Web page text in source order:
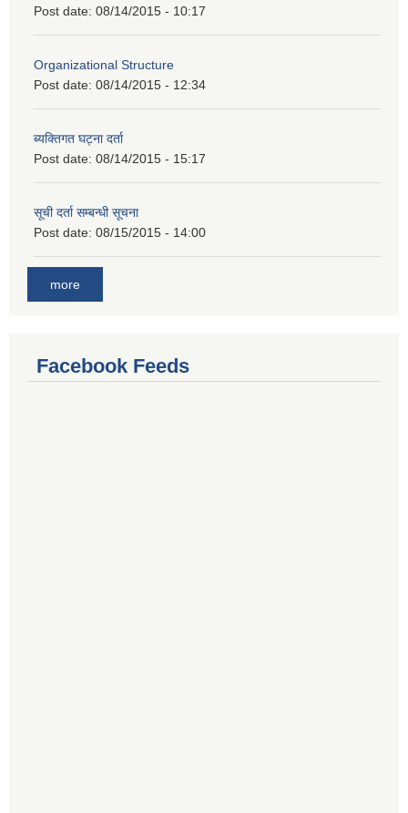
Post date: 08/14/2015 - 10:17
Organizational Structure
Post date: 08/14/2015 - 12:34
ब्यक्तिगत घट्ना दर्ता
Post date: 08/14/2015 - 15:17
सूची दर्ता सम्बन्धी सूचना
Post date: 08/15/2015 - 14:00
more
Facebook Feeds